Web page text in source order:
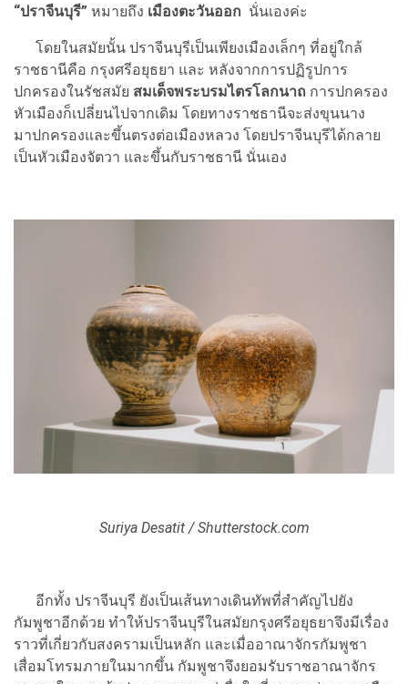
“ปราจีนบุรี” หมายถึง เมืองตะวันออก นั่นเองค่ะ
โดยในสมัยนั้น ปราจีนบุรีเป็นเพียงเมืองเล็กๆ ที่อยู่ใกล้
ราชธานีคือ กรุงศรีอยุธยา และ หลังจากการปฏิรูปการ
ปกครองในรัชสมัย สมเด็จพระบรมไตรโลกนาถ การปกครอง
หัวเมืองก็เปลี่ยนไปจากเดิม โดยทางราชธานีจะส่งขุนนาง
มาปกครองและขึ้นตรงต่อเมืองหลวง โดยปราจีนบุรีได้กลาย
เป็นหัวเมืองจัตวา และขึ้นกับราชธานี นั่นเอง
Suriya Desatit / Shutterstock.com
อีกทั้ง ปราจีนบุรี ยังเป็นเส้นทางเดินทัพที่สำคัญไปยัง
กัมพูชาอีกด้วย ทำให้ปราจีนบุรีในสมัยกรุงศรีอยุธยาจึงมีเรื่อง
ราวที่เกี่ยวกับสงครามเป็นหลัก และเมื่ออาณาจักรกัมพูชา
เสื่อมโทรมภายในมากขึ้น กัมพูชาจึงยอมรับราชอาณาจักร